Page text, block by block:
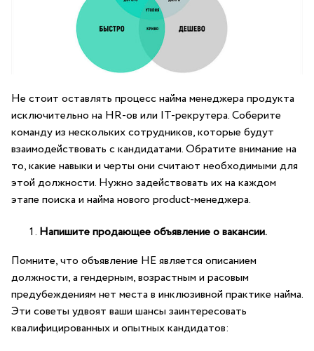
Не стоит оставлять процесс найма менеджера продукта
исключительно на HR-ов или IT-рекрутера. Соберите
команду из нескольких сотрудников, которые будут
взаимодействовать с кандидатами. Обратите внимание на
то, какие навыки и черты они считают необходимыми для
этой должности. Нужно задействовать их на каждом
этапе поиска и найма нового product-менеджера.
Напишите продающее объявление о вакансии.
Помните, что объявление НЕ является описанием
должности, а гендерным, возрастным и расовым
предубеждениям нет места в инклюзивной практике найма.
Эти советы удвоят ваши шансы заинтересовать
квалифицированных и опытных кандидатов: